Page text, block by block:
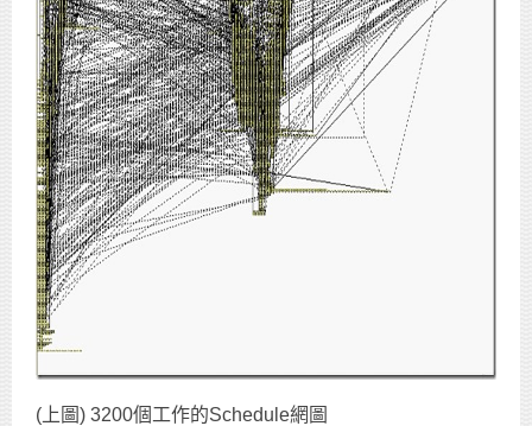
(上圖) 3200個工作的Schedule網圖